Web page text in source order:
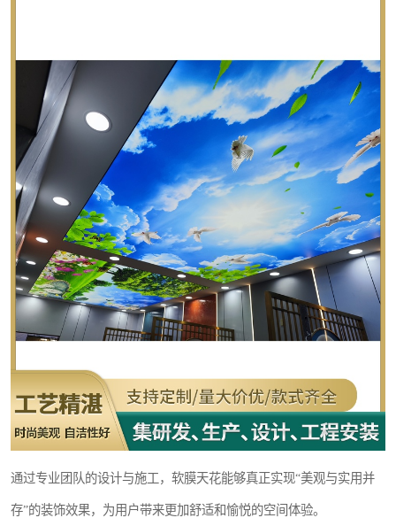
通过专业团队的设计与施工，软膜天花能够真正实现“美观与实用并
存”的装饰效果，为用户带来更加舒适和愉悦的空间体验。